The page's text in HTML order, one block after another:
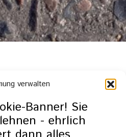
verwalten
Banner! Sie
- ehrlich